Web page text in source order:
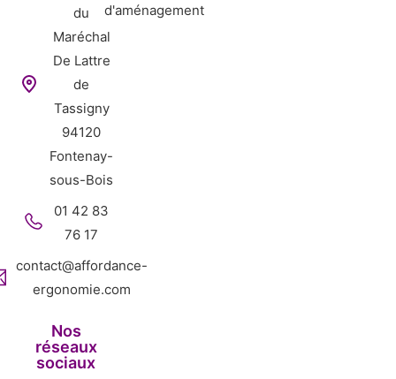
du
Maréchal
De Lattre
de
Tassigny
94120
Fontenay-
sous-Bois
01 42 83
76 17
contact@affordance-
ergonomie.com
Nos
réseaux
sociaux
d'aménagement